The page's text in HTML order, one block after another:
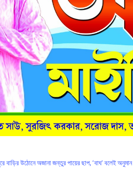
বাড়ির উঠোনে অজানা জন্তুর পায়ের ছাপ, ‘বাঘ’ বলেই